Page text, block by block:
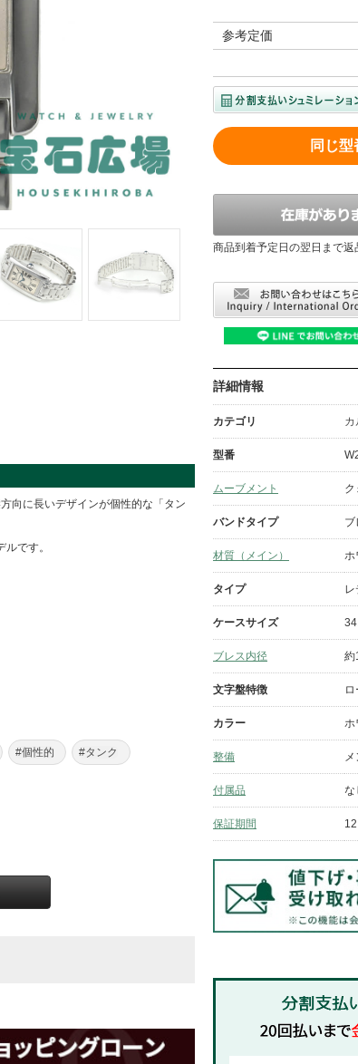
向に長いデザインが個性的な「タン
です。
#個性的 #タンク
参考定価
同じ
商品到着予定日の翌日まで返
詳細情報
カテゴリ カ
型番
ムーブメント ク
バンドタイプ ブ
材質（メイン） ホ
タイプ レ
ケースサイズ
ブレス内径 約
文字盤特徴
カラー ホ
整備
付属品 な
保証期間